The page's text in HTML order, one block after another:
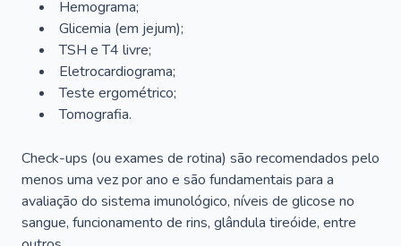
Hemograma;
Glicemia (em jejum);
TSH e T4 livre;
Eletrocardiograma;
Teste ergométrico;
Tomografia.
Check-ups (ou exames de rotina) são recomendados pelo
menos uma vez por ano e são fundamentais para a
avaliação do sistema imunológico, níveis de glicose no
sangue, funcionamento de rins, glândula tireóide, entre